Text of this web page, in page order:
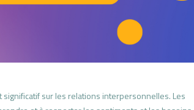
sur les relations interpersonnelles. Les